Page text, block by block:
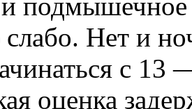
Нет и
с 13
оценка